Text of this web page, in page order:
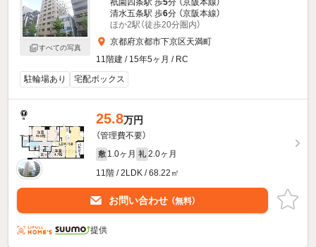
すべての写真
祇園四条駅 歩5分 （京阪本線）
清水五条駅 歩6分 （京阪本線）
ほか2駅（徒歩20分圏内）
京都府京都市下京区天満町
11階建 / 15年5ヶ月 / RC
駐輪場あり
宅配ボックス
25.8万円
（管理費不要）
敷 1.0ヶ月 礼 2.0ヶ月
11階 / 2LDK / 68.22㎡
お問い合わせ （無料）
提供